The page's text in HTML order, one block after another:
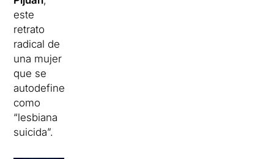
este
retrato
radical de
una mujer
que se
autodefine
como
“lesbiana
suicida”.